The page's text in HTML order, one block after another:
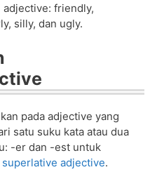
adjective: friendly,
silly, dan ugly.
pada adjective yang
satu suku kata atau dua
-er dan -est untuk
superlative adjective.